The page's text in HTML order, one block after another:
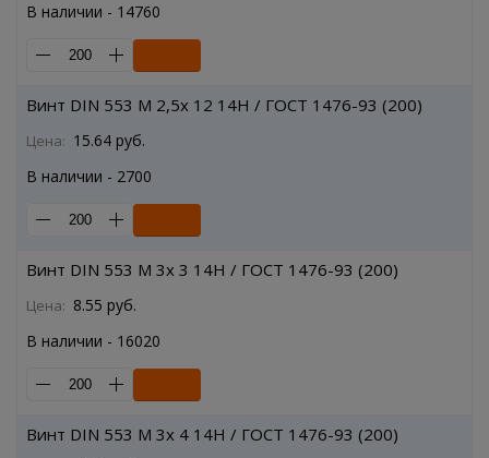
В наличии - 14760
Винт DIN 553 M 2,5x 12 14H / ГОСТ 1476-93 (200)
Цена: 15.64 руб.
В наличии - 2700
Винт DIN 553 M 3x 3 14H / ГОСТ 1476-93 (200)
Цена: 8.55 руб.
В наличии - 16020
Винт DIN 553 M 3x 4 14H / ГОСТ 1476-93 (200)